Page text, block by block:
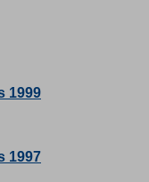
1999
1997